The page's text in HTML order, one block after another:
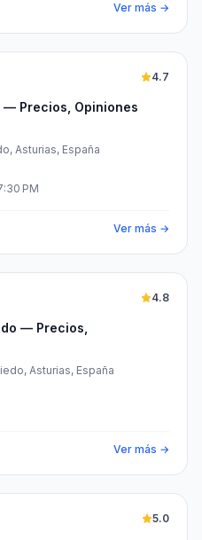
Ver más →
— Precios, Opiniones
4.7
Asturias, España
PM
Ver más →
— Precios,
4.8
Asturias, España
Ver más →
5.0